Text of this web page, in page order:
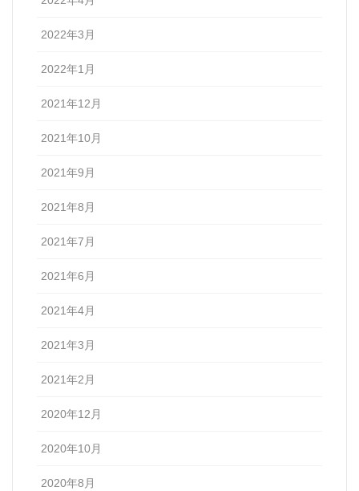
2022年3月
2022年1月
2021年12月
2021年10月
2021年9月
2021年8月
2021年7月
2021年6月
2021年4月
2021年3月
2021年2月
2020年12月
2020年10月
2020年8月